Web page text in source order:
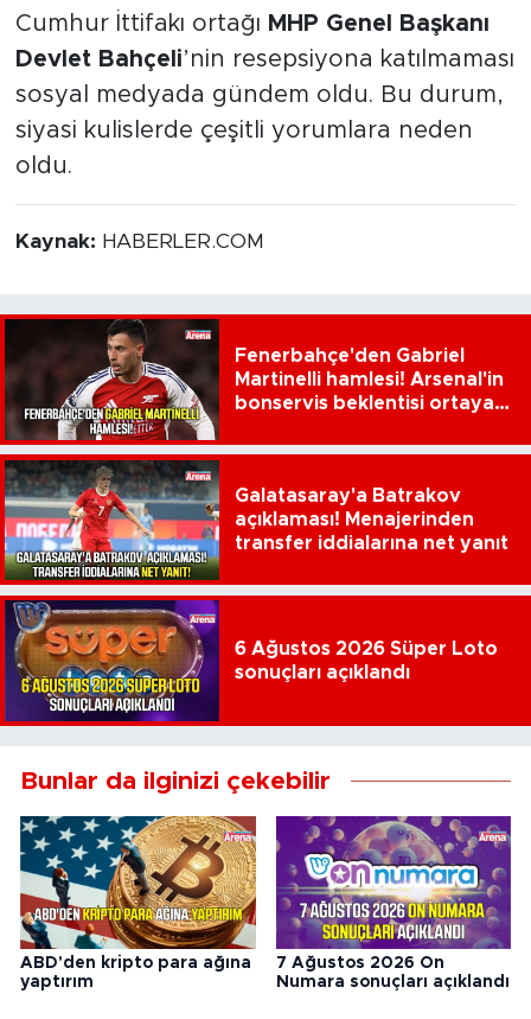
Cumhur İttifakı ortağı MHP Genel Başkanı
Devlet Bahçeli’nin resepsiyona katılmaması
sosyal medyada gündem oldu. Bu durum,
siyasi kulislerde çeşitli yorumlara neden
oldu.
Kaynak: HABERLER.COM
Fenerbahçe'den Gabriel
Martinelli hamlesi! Arsenal'in
bonservis beklentisi ortaya
Galatasaray'a Batrakov
açıklaması! Menajerinden
transfer iddialarına net yanıt
6 Ağustos 2026 Süper Loto
sonuçları açıklandı
Bunlar da ilginizi çekebilir
ABD'den kripto para ağına
yaptırım
7 Ağustos 2026 On
Numara sonuçları açıklandı